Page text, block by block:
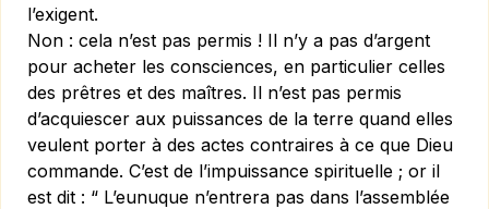
l’exigent.
Non : cela n’est pas permis ! Il n’y a pas d’argent
pour acheter les consciences, en particulier celles
des prêtres et des maîtres. Il n’est pas permis
d’acquiescer aux puissances de la terre quand elles
veulent porter à des actes contraires à ce que Dieu
commande. C’est de l’impuissance spirituelle ; or il
est dit : “ L’eunuque n’entrera pas dans l’assemblée